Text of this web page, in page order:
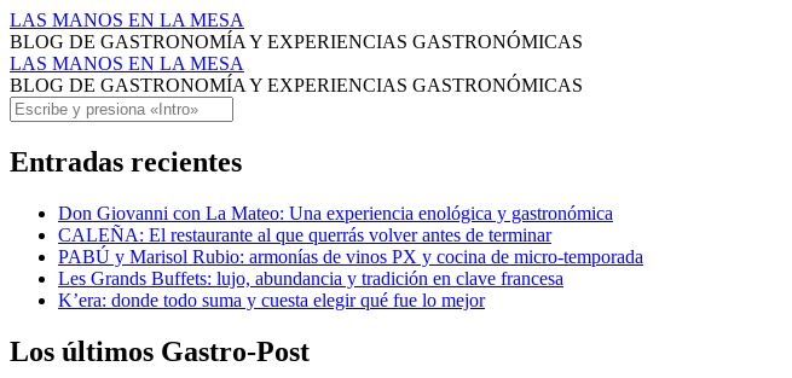
Latido
de
Sara
Archivos
-
MANOS
EN
LA
MESA
LAS MANOS EN LA MESA
BLOG DE GASTRONOMÍA Y EXPERIENCIAS GASTRONÓMICAS
Latido
de
Sara
Archivos
LAS
MANOS
EN
MESA
LAS MANOS EN LA MESA
BLOG DE GASTRONOMÍA Y EXPERIENCIAS GASTRONÓMICAS
Saltar
al
contenido
Buscar
Entradas recientes
Don Giovanni con La Mateo: Una experiencia enológica y gastronómica
CALEÑA: El restaurante al que querrás volver antes de terminar
PABÚ y Marisol Rubio: armonías de vinos PX y cocina de micro-temporada
Les Grands Buffets: lujo, abundancia y tradición en clave francesa
K’era: donde todo suma y cuesta elegir qué fue lo mejor
Los últimos Gastro-Post